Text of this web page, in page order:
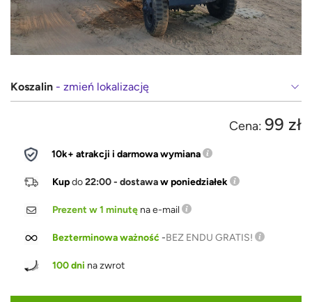
Koszalin - zmień lokalizację
Cena: 99 zł
10k+ atrakcji i darmowa wymiana
Kupdo22:00 - dostawaw poniedziałek
Prezent w 1 minutę na e-mail
Bezterminowa ważność-BEZ ENDU GRATIS!
100 dni na zwrot